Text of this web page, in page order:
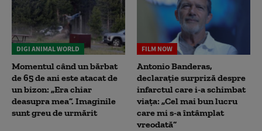
DIGI ANIMAL WORLD
Momentul când un bărbat
de 65 de ani este atacat de
un bizon: „Era chiar
deasupra mea”. Imaginile
sunt greu de urmărit
FILM NOW
Antonio Banderas,
declarație surpriză despre
infarctul care i-a schimbat
viața: „Cel mai bun lucru
care mi s-a întâmplat
vreodată”